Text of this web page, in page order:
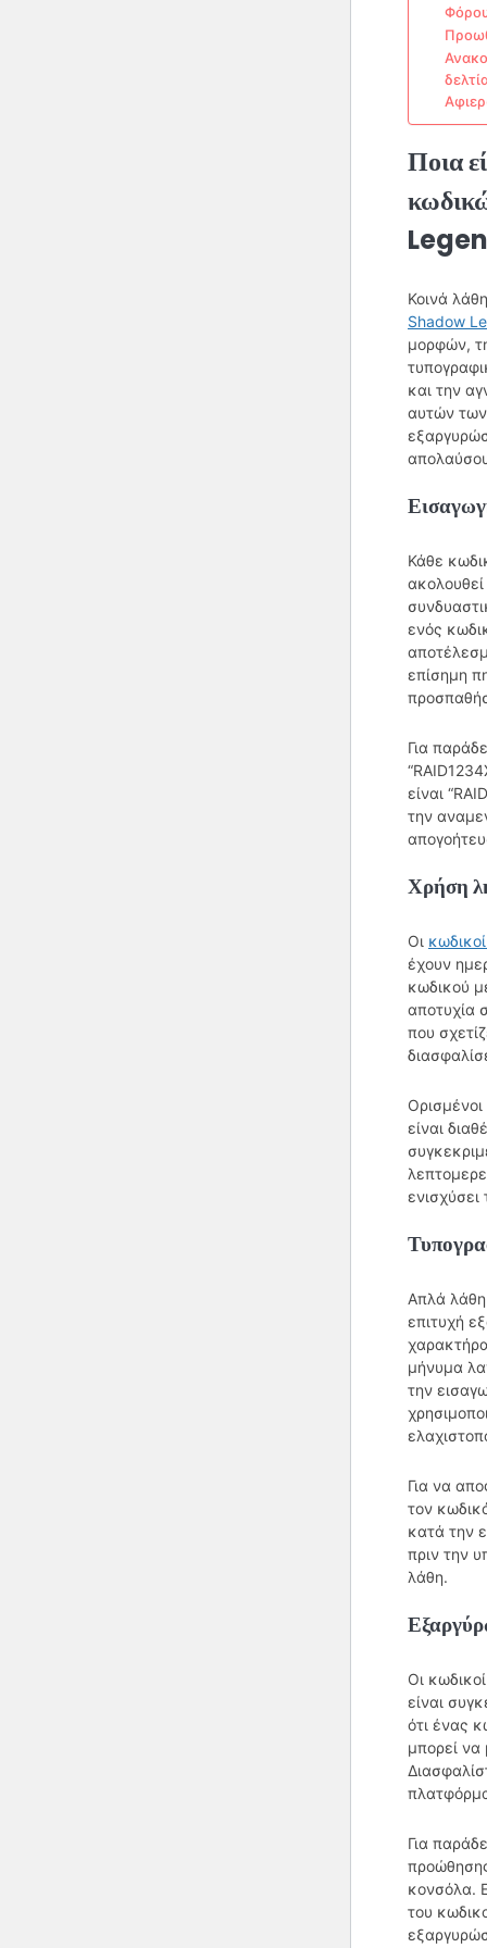
Ποια
Κοινά
Shadow
μορφών,
και την
αυτών των
Κάθε
ενός
επίσημη
Για
είναι
την
Χρήση
Οι
έχουν
κωδικού
αποτυχία
που
Ορισμένοι
είναι
ενισχύσει
Απλά
επιτυχή
μήνυμα
την
Για να
τον
κατά την
πριν την
λάθη.
Οι
είναι
ότι ένας
μπορεί να
Για
κονσόλα.
του